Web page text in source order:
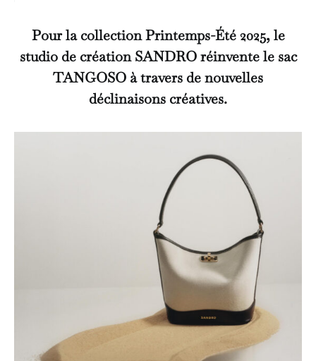
Pour la collection Printemps-Été 2025, le
studio de création SANDRO réinvente le sac
TANGOSO à travers de nouvelles
déclinaisons créatives.